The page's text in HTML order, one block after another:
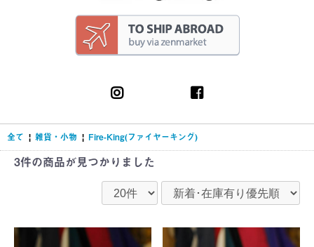
全て | 雑貨・小物 | Fire-King(ファイヤーキング)
3件の商品が見つかりました